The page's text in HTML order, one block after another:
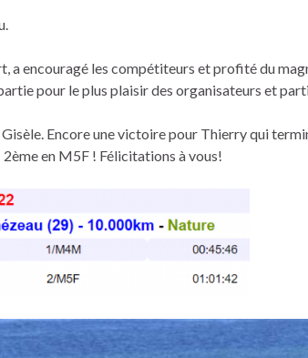
a encouragé les compétiteurs et profité du
pour le plus plaisir des organisateurs et
Encore une victoire pour Thierry qui
en M5F ! Félicitations à vous!